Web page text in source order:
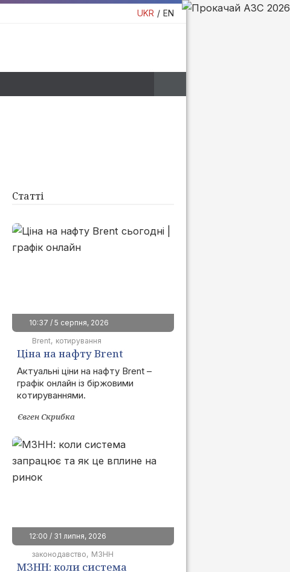
UKR EN
Статті
10:37 / 5 серпня, 2026
Brent котирування
Ціна на нафту Brent
сьогодні | графік онлайн
Актуальні ціни на нафту Brent –
графік онлайн із біржовими
котируваннями.
Євген Скрибка
12:00 / 31 липня, 2026
законодавство
МЗНН
МЗНН: коли система